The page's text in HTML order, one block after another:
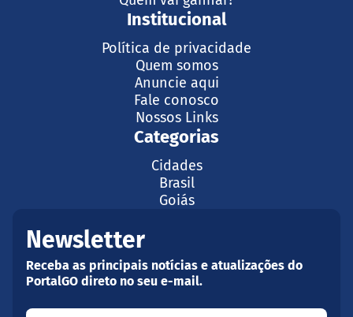
Institucional
Política de privacidade
Quem somos
Anuncie aqui
Fale conosco
Nossos Links
Categorias
Cidades
Brasil
Goiás
Newsletter
Receba as principais notícias e atualizações do
PortalGO direto no seu e-mail.
Seu nome